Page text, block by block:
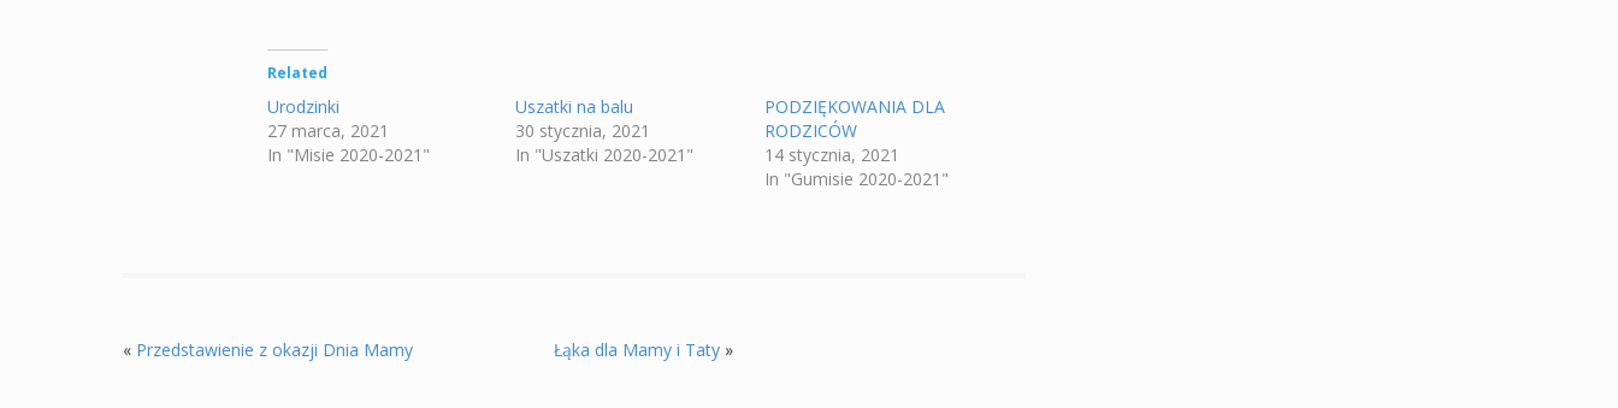
Related
Urodzinki
27 marca, 2021
In "Misie 2020-2021"
Uszatki na balu
30 stycznia, 2021
In "Uszatki 2020-2021"
PODZIĘKOWANIA DLA
RODZICÓW
14 stycznia, 2021
In "Gumisie 2020-2021"
« Przedstawienie z okazji Dnia Mamy Łąka dla Mamy i Taty»